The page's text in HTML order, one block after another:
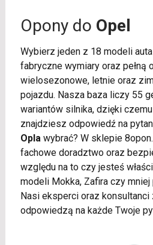
Opony do Opel
Wybierz jeden z 18 modeli
fabryczne wymiary oraz pełną
wielosezonowe, letnie oraz
pojazdu. Nasza baza liczy 55
wariantów silnika, dzięki
znajdziesz odpowiedź na
Oplawybrać? W sklepie
fachowe doradztwo oraz
względu na to czy jesteś
modeli Mokka, Zafira czy mniej
Nasi eksperci oraz
odpowiedzą na każde Twoje